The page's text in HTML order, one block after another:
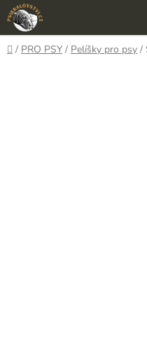
Přejít
na
obsah
Domů
/ PRO PSY / Pelíšky pro psy /